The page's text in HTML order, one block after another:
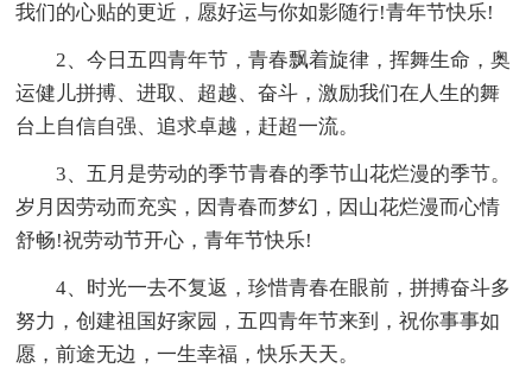
我们的心贴的更近，愿好运与你如影随行!青年节快乐!
2、今日五四青年节，青春飘着旋律，挥舞生命，奥
运健儿拼搏、进取、超越、奋斗，激励我们在人生的舞
台上自信自强、追求卓越，赶超一流。
3、五月是劳动的季节青春的季节山花烂漫的季节。
岁月因劳动而充实，因青春而梦幻，因山花烂漫而心情
舒畅!祝劳动节开心，青年节快乐!
4、时光一去不复返，珍惜青春在眼前，拼搏奋斗多
努力，创建祖国好家园，五四青年节来到，祝你事事如
愿，前途无边，一生幸福，快乐天天。